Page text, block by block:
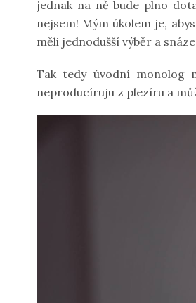
jednak na ně bude plno
nejsem! Mým úkolem je,
měli jednodušší výběr a
Tak tedy úvodní monolog
neproducíruju z plezíru a